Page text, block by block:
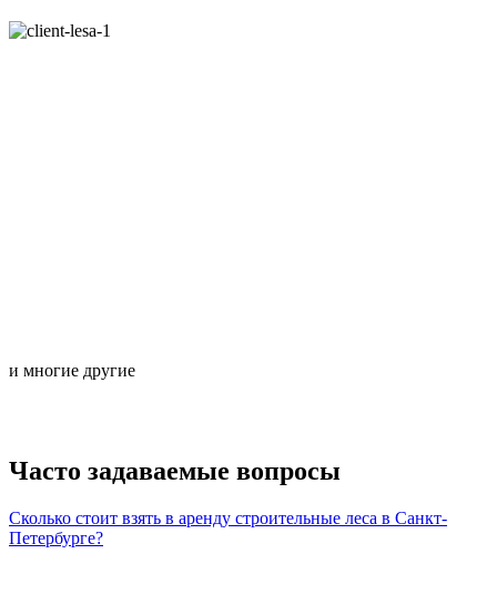
и многие другие
Часто задаваемые вопросы
Сколько стоит взять в аренду строительные леса в Санкт-
Петербурге?